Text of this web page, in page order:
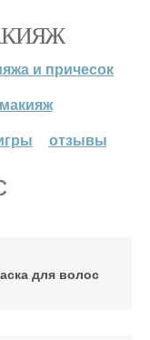
и причесок
отзывы
для волос